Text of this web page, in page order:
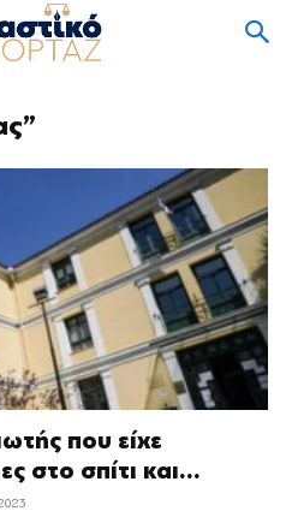
που είχε
στο σπίτι και...